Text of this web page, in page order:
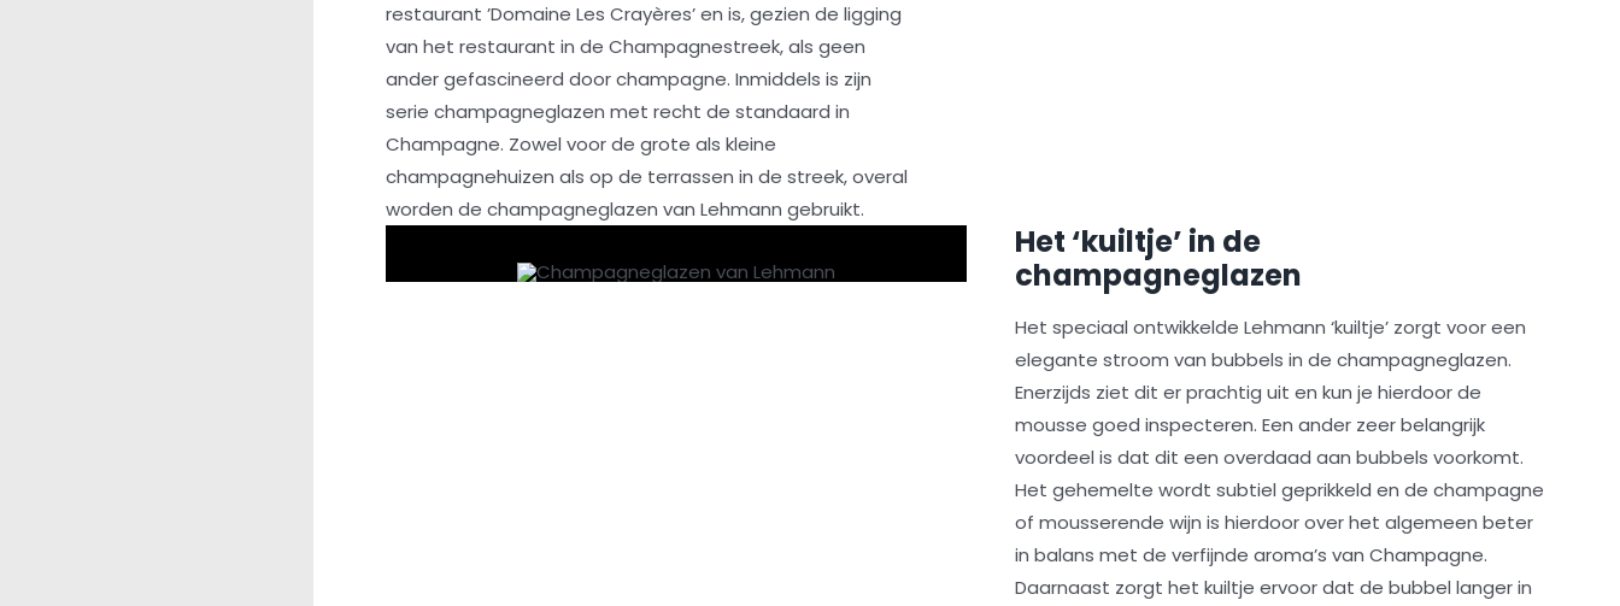
restaurant ’Domaine Les Crayères’ en is, gezien de ligging
van het restaurant in de Champagnestreek, als geen
ander gefascineerd door champagne. Inmiddels is zijn
serie champagneglazen met recht de standaard in
Champagne. Zowel voor de grote als kleine
champagnehuizen als op de terrassen in de streek, overal
worden de champagneglazen van Lehmann gebruikt.
Het ‘kuiltje’ in de
champagneglazen
Het speciaal ontwikkelde Lehmann ‘kuiltje’ zorgt voor een
elegante stroom van bubbels in de champagneglazen.
Enerzijds ziet dit er prachtig uit en kun je hierdoor de
mousse goed inspecteren. Een ander zeer belangrijk
voordeel is dat dit een overdaad aan bubbels voorkomt.
Het gehemelte wordt subtiel geprikkeld en de champagne
of mousserende wijn is hierdoor over het algemeen beter
in balans met de verfijnde aroma’s van Champagne.
Daarnaast zorgt het kuiltje ervoor dat de bubbel langer in